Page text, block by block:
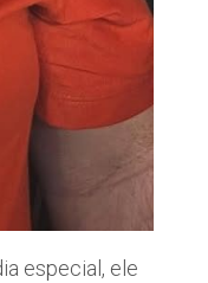
especial, ele